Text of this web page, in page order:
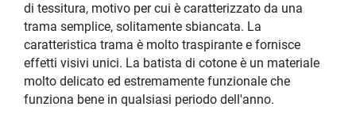
di tessitura, motivo per cui è caratterizzato da una
trama semplice, solitamente sbiancata. La
caratteristica trama è molto traspirante e fornisce
effetti visivi unici. La batista di cotone è un materiale
molto delicato ed estremamente funzionale che
funziona bene in qualsiasi periodo dell'anno.